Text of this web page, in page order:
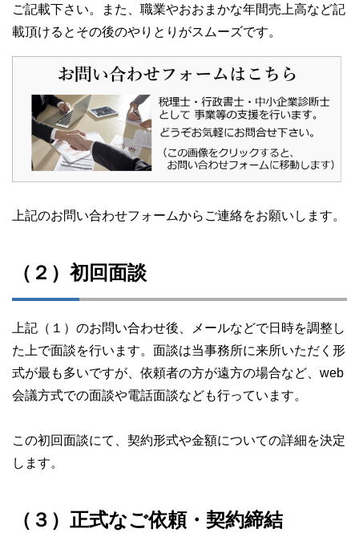
ご記載下さい。また、職業やおおまかな年間売上高など記
載頂けるとその後のやりとりがスムーズです。
上記のお問い合わせフォームからご連絡をお願いします。
（２）初回面談
上記（１）のお問い合わせ後、メールなどで日時を調整し
た上で面談を行います。面談は当事務所に来所いただく形
式が最も多いですが、依頼者の方が遠方の場合など、web
会議方式での面談や電話面談なども行っています。
この初回面談にて、契約形式や金額についての詳細を決定
します。
（３）正式なご依頼・契約締結